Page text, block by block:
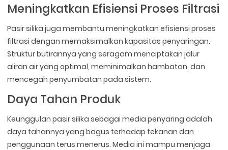
Meningkatkan Efisiensi Proses Filtrasi
Pasir silika juga membantu meningkatkan efisiensi proses
filtrasi dengan memaksimalkan kapasitas penyaringan.
Struktur butirannya yang seragam menciptakan jalur
aliran air yang optimal, meminimalkan hambatan, dan
mencegah penyumbatan pada sistem.
Daya Tahan Produk
Keunggulan pasir silika sebagai media penyaring adalah
daya tahannya yang bagus terhadap tekanan dan
penggunaan terus menerus. Media ini mampu menjaga